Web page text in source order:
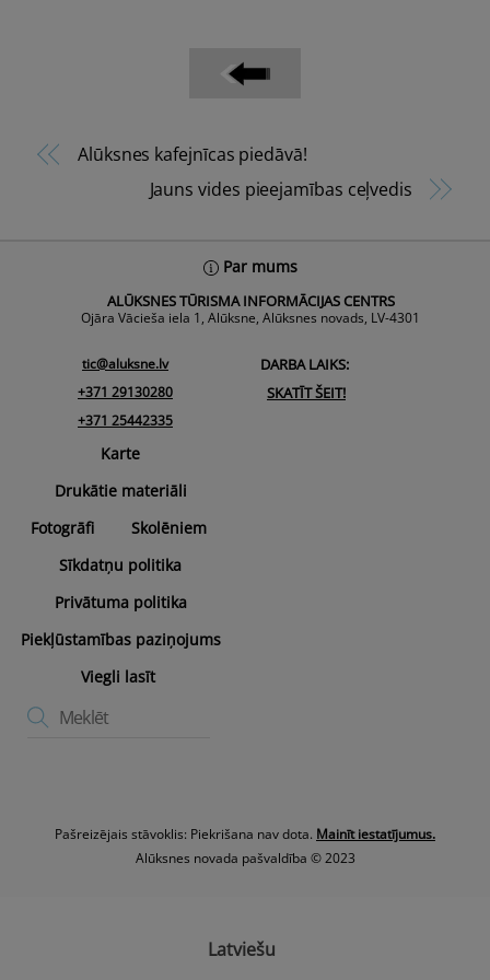
Alūksnes kafejnīcas piedāvā!
Jauns vides pieejamības ceļvedis
Par mums
ALŪKSNES TŪRISMA INFORMĀCIJAS CENTRS
Ojāra Vācieša iela 1, Alūksne, Alūksnes novads, LV-4301
tic@aluksne.lv
+371 29130280
+371 25442335
DARBA LAIKS:
SKATĪT ŠEIT!
Karte
Drukātie materiāli
Fotogrāfi
Skolēniem
Sīkdatņu politika
Privātuma politika
Piekļūstamības paziņojums
Viegli lasīt
Pašreizējais stāvoklis: Piekrišana nav dota. Mainīt iestatījumus.
Alūksnes novada pašvaldība © 2023
Latviešu